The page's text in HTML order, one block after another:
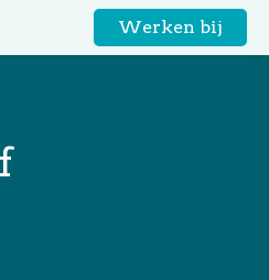
Werken bij